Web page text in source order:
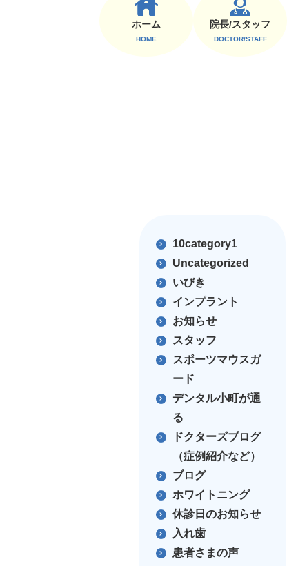
ホーム 院⻑/スタッフ
10category1
Uncategorized
いびき
インプラント
お知らせ
スタッフ
スポーツマウスガ
ード
デンタル小町が通
る
ドクターズブログ
（症例紹介など）
ブログ
ホワイトニング
休診日のお知らせ
入れ歯
患者さまの声